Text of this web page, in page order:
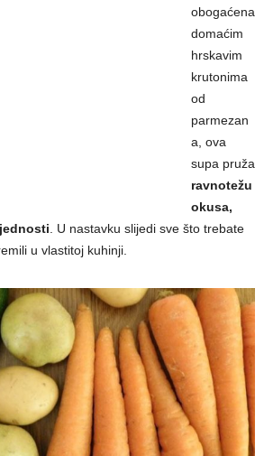
obogaćena
domaćim
hrskavim
krutonima
od
parmezan
a, ova
supa pruža
ravnotežu
okusa,
. U nastavku slijedi sve što trebate
u vlastitoj kuhinji.